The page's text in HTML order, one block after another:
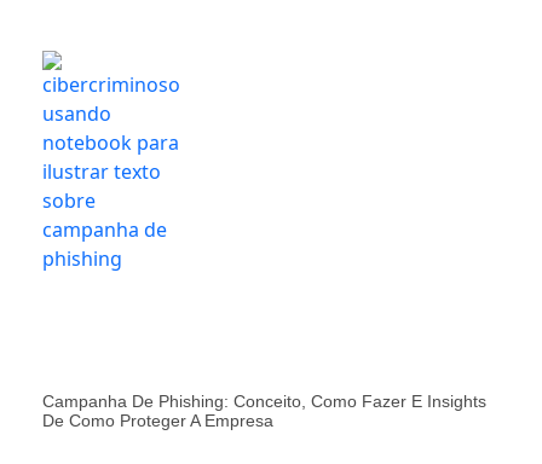
Campanha De Phishing: Conceito, Como Fazer E Insights
De Como Proteger A Empresa